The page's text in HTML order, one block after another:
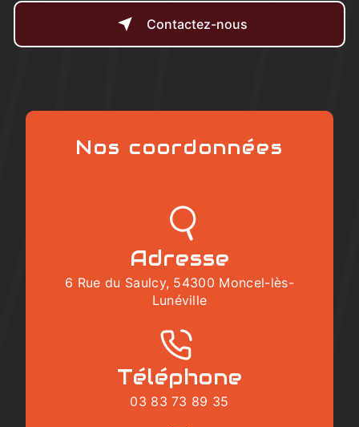
Contactez-nous
Nos coordonnées
Adresse
6 Rue du Saulcy, 54300 Moncel-lès-
Lunéville
Téléphone
03 83 73 89 35